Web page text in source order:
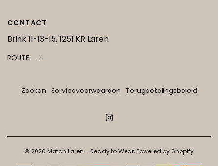
CONTACT
Brink 11-13-15, 1251 KR Laren
ROUTE
Zoeken Servicevoorwaarden Terugbetalingsbeleid
© 2026 Match Laren - Ready to Wear, Powered by Shopify